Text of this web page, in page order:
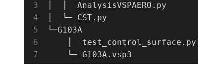
AnalysisVSPAERO . py
│  └─ CST. py
└─G103A
    │  test_control_surface.py
    └─
G103A. vsp3